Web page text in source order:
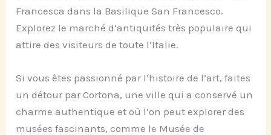
Francesca dans la Basilique San Francesco.
Explorez le marché d’antiquités très populaire qui
attire des visiteurs de toute l’Italie.
Si vous êtes passionné par l’histoire de l’art, faites
un détour par Cortona, une ville qui a conservé un
charme authentique et où l’on peut explorer des
musées fascinants, comme le Musée de